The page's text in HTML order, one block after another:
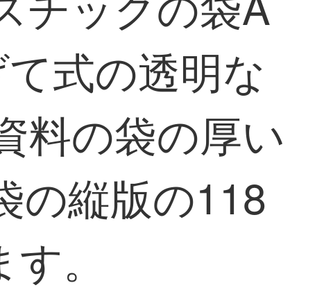
式の透明な
料の袋の厚い
の縦版の118
。